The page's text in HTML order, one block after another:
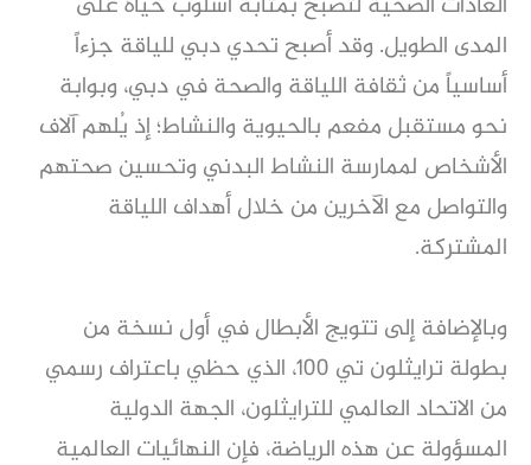
المدى الطويل. وقد أصبح تحدي دبي للياقة جزءاً
أساسياً من ثقافة اللياقة والصحة في دبي، وبوابة
نحو مستقبل مفعم بالحيوية والنشاط؛ إذ يُلهم آلاف
الأشخاص لممارسة النشاط البدني وتحسين صحتهم
والتواصل مع الآخرين من خلال أهداف اللياقة
المشتركة.
وبالإضافة إلى تتويج الأبطال في أول نسخة من
بطولة ترايثلون تي 100، الذي حظي باعتراف رسمي
من الاتحاد العالمي للترايثلون، الجهة الدولية
المسؤولة عن هذه الرياضة، فإن النهائيات العالمية